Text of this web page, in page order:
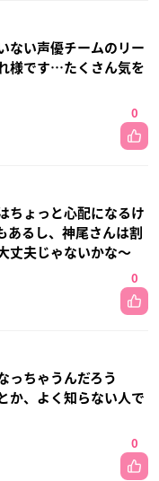
ない声優チームのリー
様です…たくさん気を
0
ちょっと心配になるけ
あるし、神尾さんは割
丈夫じゃないかな〜
0
っちゃうんだろう
か、よく知らない人で
0